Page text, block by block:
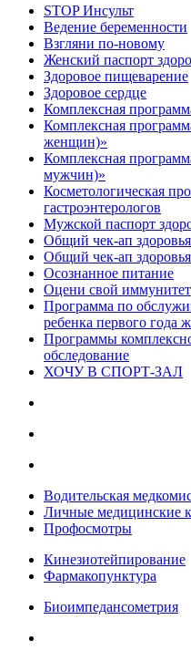
STOP Инсульт
Ведение беременности
Взгляни по-новому
Женский паспорт
Здоровое пищеварение
Здоровое сердце
Комплексная
Комплексная
женщин)»
Комплексная
мужчин)»
Косметологическая
гастроэнтерологов
Мужской паспорт
Общий чек-ап
Общий чек-ап
Осознанное питание
Оцени свой иммунитет
Программа по
ребенка первого года
Программы
обследование
ХОЧУ В CПОРТ-ЗАЛ
Водительская
Личные медицинские
Профосмотры
Кинезиотейпирование
Фармакопунктура
Биоимпедансометрия